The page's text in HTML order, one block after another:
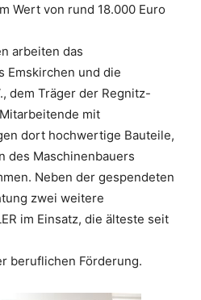
Wert von rund 18.000 Euro
arbeiten das
Emskirchen und die
dem Träger der Regnitz-
mit
dort hochwertige Bauteile,
des Maschinenbauers
Neben der gespendeten
zwei weitere
im Einsatz, die älteste seit
beruflichen Förderung.